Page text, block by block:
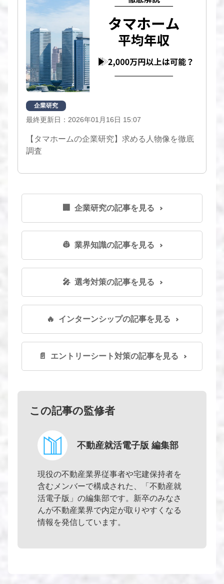
企業研究
最終更新日：2026年01月16日 15:07
【タマホームの企業研究】求める人物像を徹底
調査
🏢 企業研究の記事を見る
👷 業界知識の記事を見る
🎤 選考対策の記事を見る
🔥 インターンシップの記事を見る
📄 エントリーシート対策の記事を見る
この記事の監修者
不動産就活電子版 編集部
現役の不動産業界従事者や宅建保持者を
含むメンバーで構成された、「不動産就
活電子版」の編集部です。新卒のみなさ
んが不動産業界で内定が取りやすくなる
情報を発信しています。